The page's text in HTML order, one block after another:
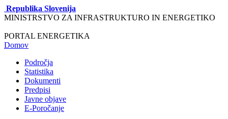
Republika Slovenija
MINISTRSTVO ZA INFRASTRUKTURO IN ENERGETIKO
PORTAL ENERGETIKA
Domov
Področja
Statistika
Dokumenti
Predpisi
Javne objave
E-Poročanje